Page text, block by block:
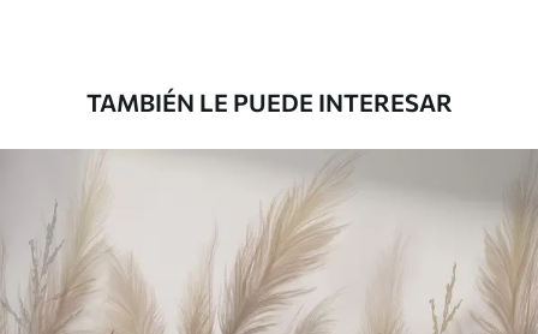
Vinilo Premium
43816.6726290.00$/m²
TAMBIÉN LE PUEDE INTERESAR